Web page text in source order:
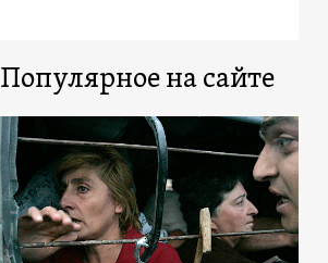
Популярное на сайте